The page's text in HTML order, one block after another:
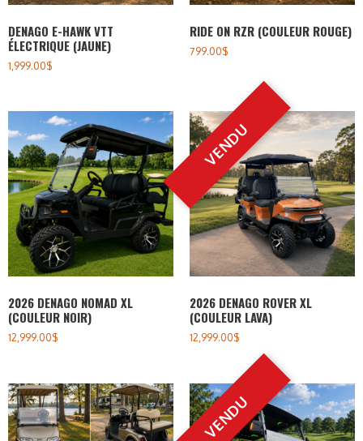
DENAGO E-HAWK VTT
ÉLECTRIQUE (JAUNE)
1,999.00$
RIDE ON RZR (COULEUR ROUGE)
799.00$
2026 DENAGO NOMAD XL
(COULEUR NOIR)
12,999.00$
2026 DENAGO ROVER XL
(COULEUR LAVA)
12,999.00$